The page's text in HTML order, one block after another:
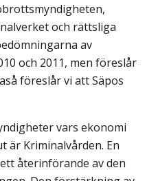
och rättsliga
av
och 2011, men föreslår
föreslår vi att Säpos
vars ekonomi
är Kriminalvården. En
återinförande av den